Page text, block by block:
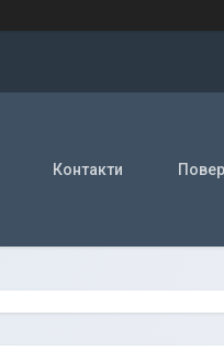
Контакти